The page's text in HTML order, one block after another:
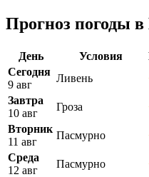
Прогноз погоды
День Условия
Сегодня
9 авг
Ливень
Завтра
10 авг
Гроза
Вторник
11 авг
Пасмурно
Среда
12 авг
Пасмурно